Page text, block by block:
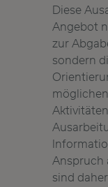
Diese
Angebot
zur
sondern
Anspruch
sind